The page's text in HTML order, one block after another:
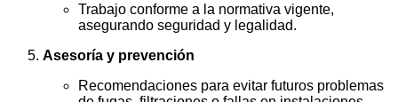
Trabajo conforme a la normativa vigente,
asegurando seguridad y legalidad.
Asesoría y prevención
Recomendaciones para evitar futuros problemas